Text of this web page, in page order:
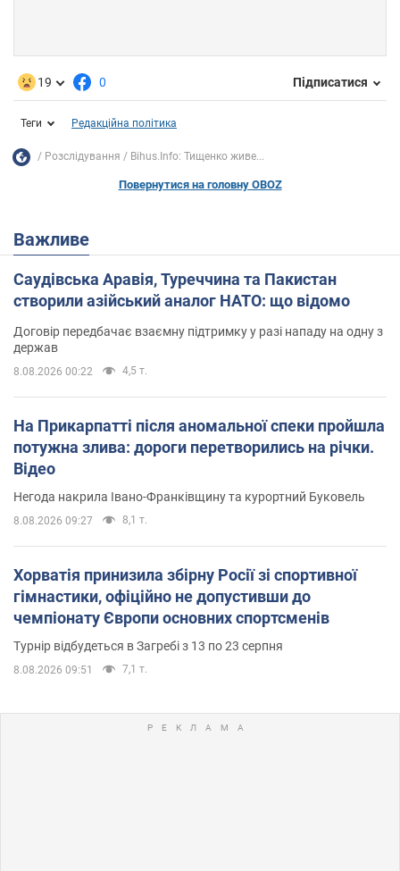
19 0 Підписатися
Теги Редакційна політика
Розслідування Bihus.Info: Тищенко живе...
Повернутися на головну OBOZ
Важливе
Саудівська Аравія, Туреччина та Пакистан
створили азійський аналог НАТО: що відомо
Договір передбачає взаємну підтримку у разі нападу на одну з
держав
8.08.2026 00:22 4,5 т.
На Прикарпатті після аномальної спеки пройшла
потужна злива: дороги перетворились на річки.
Відео
Негода накрила Івано-Франківщину та курортний Буковель
8.08.2026 09:27 8,1 т.
Хорватія принизила збірну Росії зі спортивної
гімнастики, офіційно не допустивши до
чемпіонату Європи основних спортсменів
Турнір відбудеться в Загребі з 13 по 23 серпня
8.08.2026 09:51 7,1 т.